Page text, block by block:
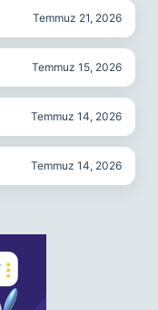
Temmuz 21, 2026
Temmuz 15, 2026
Temmuz 14, 2026
Temmuz 14, 2026